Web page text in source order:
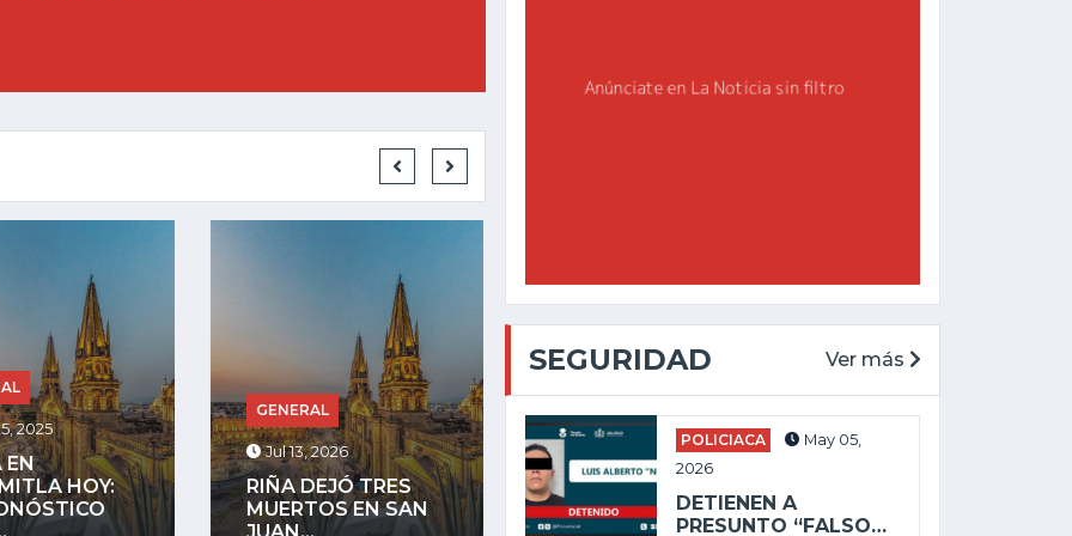
2026
TRES
EN SAN
GENERAL
Jul 27, 2025
LA COMUNIDAD
INDÍGENA DE
MEZQUITÁN
ADVIERTE QUE...
May 27, 2025
ALEJANDRO
AGUIRRE LLEVA
DESORDEN Y
DERROCHE A...
SICARIO POR...
SEGURIDAD Ver más
POLICIACA
May 05,
2026
DETIENEN A
PRESUNTO “FALSO…